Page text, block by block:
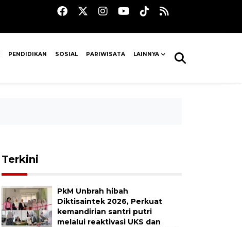
PENDIDIKAN SOSIAL PARIWISATA LAINNYA
Terkini
PkM Unbrah hibah
Diktisaintek 2026, Perkuat
kemandirian santri putri
melalui reaktivasi UKS dan